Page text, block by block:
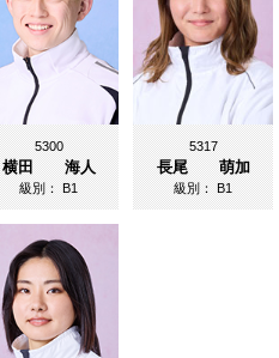
5300
横田 海人
級別：B1
5317
長尾 萌加
級別：B1